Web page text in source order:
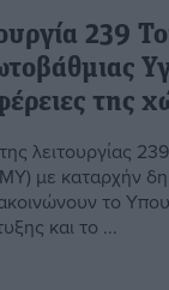
239
της
λειτουργίας
με καταρχήν
το
και το ...